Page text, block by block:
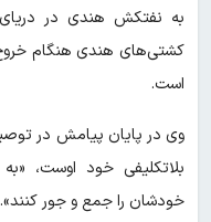
به نفتکش هندی در
کشتی‌های هندی هنگام
است.
وی در پایان پیامش در
بلاتکلیفی خود اوست،
خودشان را جمع و جور کنند».